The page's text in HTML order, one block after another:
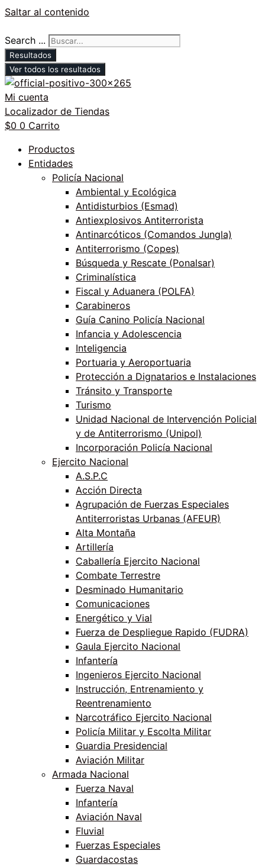
Saltar al contenido
Search ...
Resultados
Ver todos los resultados
Mi cuenta
Localizador de Tiendas
$0 0 Carrito
Productos
Entidades
Policía Nacional
Ambiental y Ecológica
Antidisturbios (Esmad)
Antiexplosivos Antiterrorista
Antinarcóticos (Comandos Jungla)
Antiterrorismo (Copes)
Búsqueda y Rescate (Ponalsar)
Criminalística
Fiscal y Aduanera (POLFA)
Carabineros
Guía Canino Policía Nacional
Infancia y Adolescencia
Inteligencia
Portuaria y Aeroportuaria
Protección a Dignatarios e Instalaciones
Tránsito y Transporte
Turismo
Unidad Nacional de Intervención Policial
y de Antiterrorismo (Unipol)
Incorporación Policía Nacional
Ejercito Nacional
A.S.P.C
Acción Directa
Agrupación de Fuerzas Especiales
Antiterroristas Urbanas (AFEUR)
Alta Montaña
Artillería
Caballería Ejercito Nacional
Combate Terrestre
Desminado Humanitario
Comunicaciones
Energético y Vial
Fuerza de Despliegue Rapido (FUDRA)
Gaula Ejercito Nacional
Infantería
Ingenieros Ejercito Nacional
Instrucción, Entrenamiento y
Reentrenamiento
Narcotráfico Ejercito Nacional
Policía Militar y Escolta Militar
Guardia Presidencial
Aviación Militar
Armada Nacional
Fuerza Naval
Infantería
Aviación Naval
Fluvial
Fuerzas Especiales
Guardacostas